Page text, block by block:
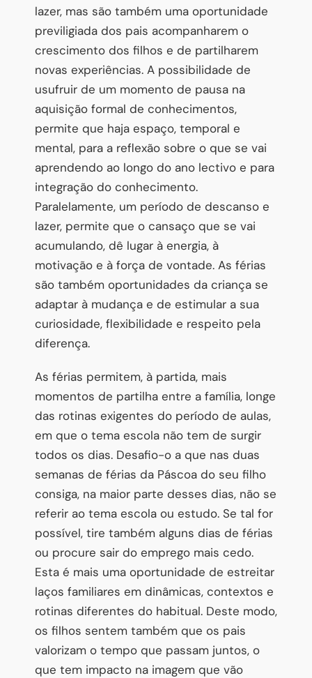
lazer, mas são também uma oportunidade
previligiada dos pais acompanharem o
crescimento dos filhos e de partilharem
novas experiências. A possibilidade de
usufruir de um momento de pausa na
aquisição formal de conhecimentos,
permite que haja espaço, temporal e
mental, para a reflexão sobre o que se vai
aprendendo ao longo do ano lectivo e para
integração do conhecimento.
Paralelamente, um período de descanso e
lazer, permite que o cansaço que se vai
acumulando, dê lugar à energia, à
motivação e à força de vontade. As férias
são também oportunidades da criança se
adaptar à mudança e de estimular a sua
curiosidade, flexibilidade e respeito pela
diferença.
As férias permitem, à partida, mais
momentos de partilha entre a família, longe
das rotinas exigentes do período de aulas,
em que o tema escola não tem de surgir
todos os dias. Desafio-o a que nas duas
semanas de férias da Páscoa do seu filho
consiga, na maior parte desses dias, não se
referir ao tema escola ou estudo. Se tal for
possível, tire também alguns dias de férias
ou procure sair do emprego mais cedo.
Esta é mais uma oportunidade de estreitar
laços familiares em dinâmicas, contextos e
rotinas diferentes do habitual. Deste modo,
os filhos sentem também que os pais
valorizam o tempo que passam juntos, o
que tem impacto na imagem que vão